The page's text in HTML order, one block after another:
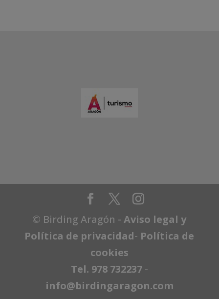
© Birding Aragón -Aviso legal y
Política de privacidad- Política de
cookies
Tel. 978 732237 -
info@birdingaragon.com